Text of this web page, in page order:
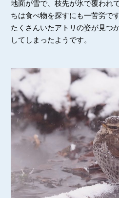
地面が雪で、枝先が氷で覆われ
ちは食べ物を探すにも一苦労で
たくさんいたアトリの姿が見つ
してしまったようです。